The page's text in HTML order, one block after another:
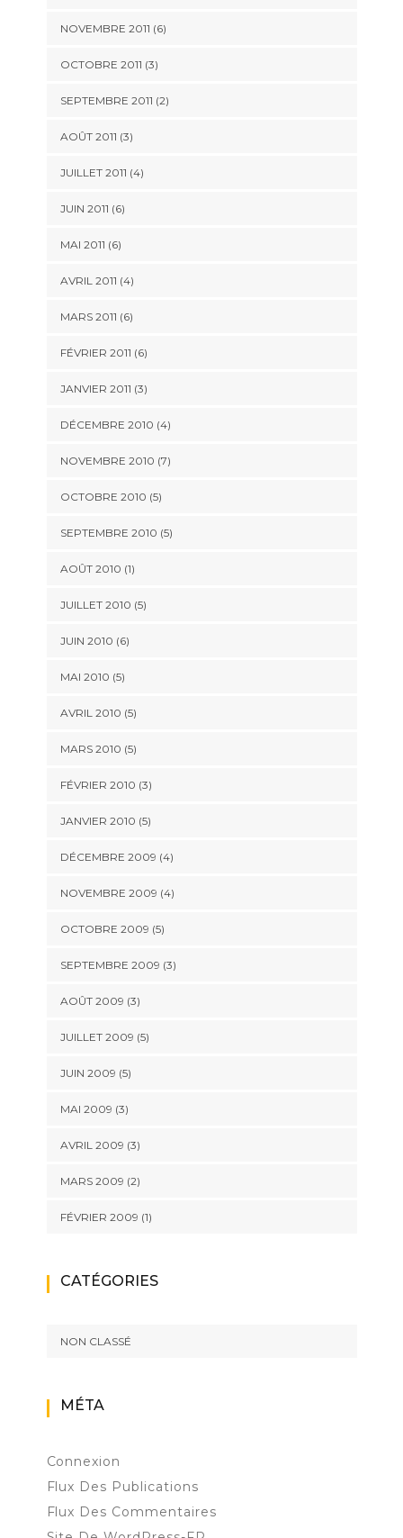
NOVEMBRE 2011 (6)
OCTOBRE 2011 (3)
SEPTEMBRE 2011 (2)
AOÛT 2011 (3)
JUILLET 2011 (4)
JUIN 2011 (6)
MAI 2011 (6)
AVRIL 2011 (4)
MARS 2011 (6)
FÉVRIER 2011 (6)
JANVIER 2011 (3)
DÉCEMBRE 2010 (4)
NOVEMBRE 2010 (7)
OCTOBRE 2010 (5)
SEPTEMBRE 2010 (5)
AOÛT 2010 (1)
JUILLET 2010 (5)
JUIN 2010 (6)
MAI 2010 (5)
AVRIL 2010 (5)
MARS 2010 (5)
FÉVRIER 2010 (3)
JANVIER 2010 (5)
DÉCEMBRE 2009 (4)
NOVEMBRE 2009 (4)
OCTOBRE 2009 (5)
SEPTEMBRE 2009 (3)
AOÛT 2009 (3)
JUILLET 2009 (5)
JUIN 2009 (5)
MAI 2009 (3)
AVRIL 2009 (3)
MARS 2009 (2)
FÉVRIER 2009 (1)
CATÉGORIES
NON CLASSÉ
MÉTA
Connexion
Flux Des Publications
Flux Des Commentaires